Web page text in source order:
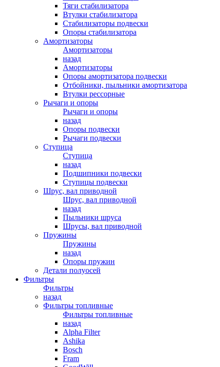
Тяги стабилизатора
Втулки стабилизатора
Стабилизаторы подвески
Опоры стабилизатора
Амортизаторы
Амортизаторы
назад
Амортизаторы
Опоры амортизатора подвески
Отбойники, пыльники амортизатора
Втулки рессорные
Рычаги и опоры
Рычаги и опоры
назад
Опоры подвески
Рычаги подвески
Ступица
Ступица
назад
Подшипники подвески
Ступицы подвески
Шрус, вал приводной
Шрус, вал приводной
назад
Пыльники шруса
Шрусы, вал приводной
Пружины
Пружины
назад
Опоры пружин
Детали полуосей
Фильтры
Фильтры
назад
Фильтры топливные
Фильтры топливные
назад
Alpha Filter
Ashika
Bosch
Fram